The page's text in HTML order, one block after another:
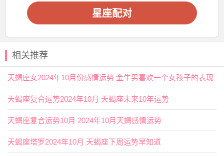
空间，尊重彼此的感受和选择。
4. 放下：放下过去的恩怨和误会，给予彼此新的机会和可
能，重建信任和情感连接。
5. 调整：根据实际情况和双方的需求，适时调整感情关系和
期望，寻找到最适合双方的发展方向。
通过以上建议，希望天蝎座能够处理好自己的感情问题，找
到内心的平静和幸福。
星座配对
相关推荐
天蝎座女2024年10月份感情运势 金牛男喜欢一个女孩子的表现
天蝎座复合运势2024年10月 天蝎座未来10年运势
天蝎座复合运势10月 2024年10月天蝎感情运势
天蝎座塔罗2024年10月 天蝎座下周运势早知道